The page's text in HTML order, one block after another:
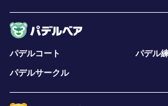
パデルコート
パデル
パデルサークル